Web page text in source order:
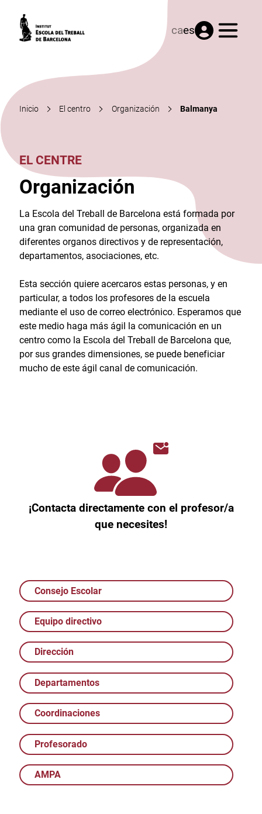
caes Menú
Inicio El centro Organización Balmanya
EL CENTRE
Organización
La Escola del Treball de Barcelona está formada por
una gran comunidad de personas, organizada en
diferentes organos directivos y de representación,
departamentos, asociaciones, etc.
Esta sección quiere acercaros estas personas, y en
particular, a todos los profesores de la escuela
mediante el uso de correo electrónico. Esperamos que
este medio haga más ágil la comunicación en un
centro como la Escola del Treball de Barcelona que,
por sus grandes dimensiones, se puede beneficiar
mucho de este ágil canal de comunicación.
¡Contacta directamente con el profesor/a
que necesites!
Consejo Escolar
Equipo directivo
Dirección
Departamentos
Coordinaciones
Profesorado
AMPA